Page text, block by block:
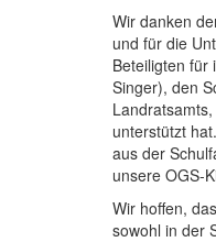
Wir danken
und für die
Beteiligten für
Singer), den
unterstützt
aus der
unsere
Wir hoffen,
sowohl in der